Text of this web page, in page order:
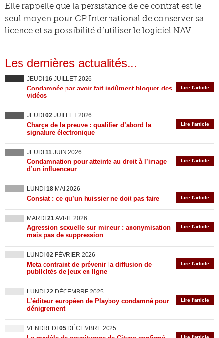
Elle rappelle que la persistance de ce contrat est le
seul moyen pour CP International de conserver sa
licence et sa possibilité d’utiliser le logiciel NAV.
Les dernières actualités...
JEUDI 16 JUILLET 2026
Lire l'article
Condamnée par avoir fait indûment bloquer des
vidéos
JEUDI 02 JUILLET 2026
Lire l'article
Charge de la preuve : qualifier d’abord la
signature électronique
JEUDI 11 JUIN 2026
Lire l'article
Condamnation pour atteinte au droit à l’image
d’un influenceur
LUNDI 18 MAI 2026
Lire l'article
Constat : ce qu’un huissier ne doit pas faire
MARDI 21AVRIL 2026
Lire l'article
Agression sexuelle sur mineur : anonymisation
mais pas de suppression
LUNDI 02 FÉVRIER 2026
Lire l'article
Meta contraint de prévenir la diffusion de
publicités de jeux en ligne
LUNDI 22 DÉCEMBRE 2025
Lire l'article
L’éditeur européen de Playboy condamné pour
dénigrement
VENDREDI 05 DÉCEMBRE 2025
Lire l'article